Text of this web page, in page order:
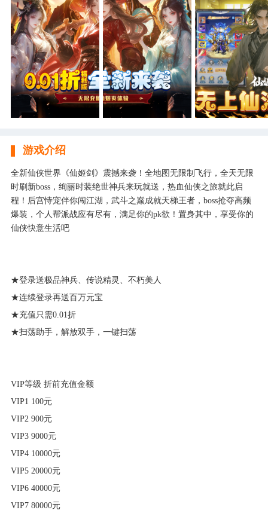
游戏介绍
全新仙侠世界《仙姬剑》震撼来袭！全地图无限制飞行，全天无限
时刷新boss，绚丽时装绝世神兵来玩就送，热血仙侠之旅就此启
程！后宫恃宠伴你闯江湖，武斗之巅成就天梯王者，boss抢夺高频
爆装，个人帮派战应有尽有，满足你的pk欲！置身其中，享受你的
仙侠快意生活吧
★登录送极品神兵、传说精灵、不朽美人
★连续登录再送百万元宝
★充值只需0.01折
★扫荡助手，解放双手，一键扫荡
VIP等级 折前充值金额
VIP1 100元
VIP2 900元
VIP3 9000元
VIP4 10000元
VIP5 20000元
VIP6 40000元
VIP7 80000元